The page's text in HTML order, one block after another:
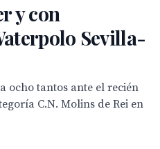
y con
Sevilla-
ocho tantos ante el recién
C.N. Molins de Rei en